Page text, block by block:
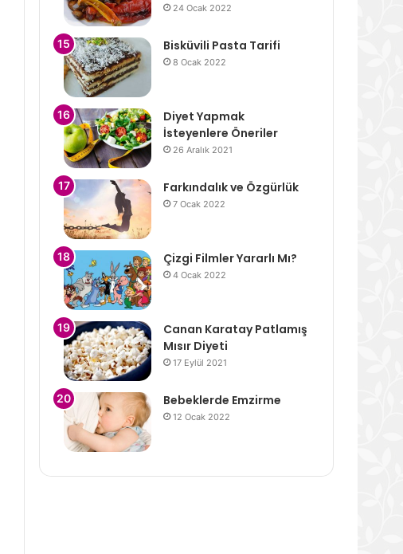
24 Ocak 2022
Bisküvili Pasta Tarifi
8 Ocak 2022
Diyet Yapmak
İsteyenlere Öneriler
26 Aralık 2021
Farkındalık ve Özgürlük
7 Ocak 2022
Çizgi Filmler Yararlı Mı?
4 Ocak 2022
Canan Karatay Patlamış
Mısır Diyeti
17 Eylül 2021
Bebeklerde Emzirme
12 Ocak 2022